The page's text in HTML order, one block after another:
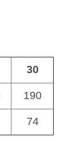
30
190
74